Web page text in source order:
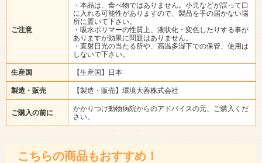
ご注意
・本品は、食べ物ではありません。小児などが誤って口
に入れる可能性がありますので、製品を手の届かない場
所に置いて下さい。
・吸水ポリマーの性質上、液状化・変色したりする事が
ありますが効果に問題はありません。
・直射日光の当たる所や、高温多湿下での保管、使用は
しないで下さい。
生産国 【生産国】日本
製造・販売 【製造・販売】環境大善株式会社
ご購入の前に
かかりつけ動物病院からのアドバイスの元、ご購入くだ
さい。
こちらの商品もおすすめ！